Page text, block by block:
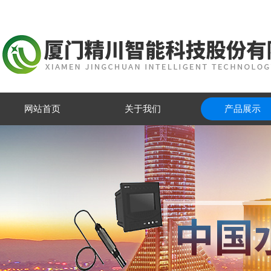
网站首页 关于我们 产品展示